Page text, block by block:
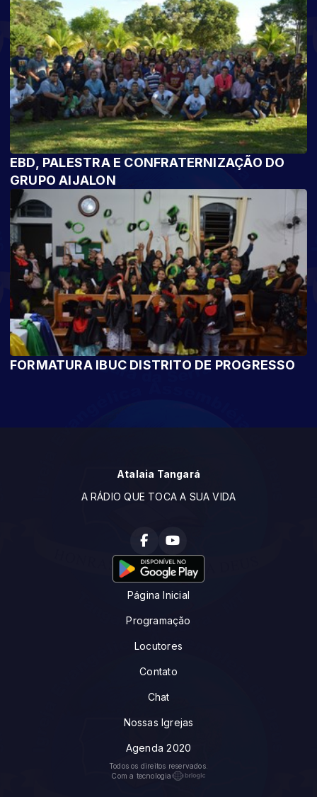
EBD, PALESTRA E CONFRATERNIZAÇÃO DO
GRUPO AIJALON
FORMATURA IBUC DISTRITO DE PROGRESSO
Atalaia Tangará
A RÁDIO QUE TOCA A SUA VIDA
Página Inicial
Programação
Locutores
Contato
Chat
Nossas Igrejas
Agenda 2020
Todos os direitos reservados.
Com a tecnologia